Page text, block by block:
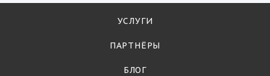
УСЛУГИ
ПАРТНЁРЫ
БЛОГ